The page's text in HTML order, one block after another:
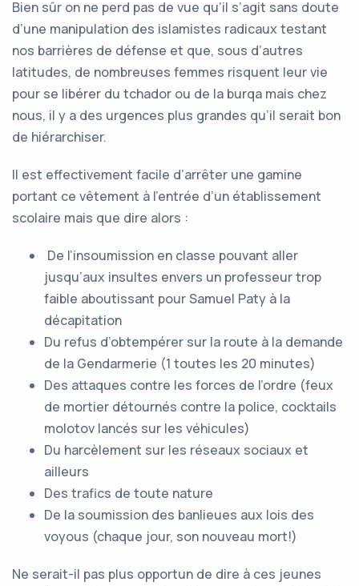
Bien sûr on ne perd pas de vue qu’il s’agit sans doute
d’une manipulation des islamistes radicaux testant
nos barrières de défense et que, sous d’autres
latitudes, de nombreuses femmes risquent leur vie
pour se libérer du tchador ou de la burqa mais chez
nous, il y a des urgences plus grandes qu’il serait bon
de hiérarchiser.
Il est effectivement facile d’arrêter une gamine
portant ce vêtement à l’entrée d’un établissement
scolaire mais que dire alors :
De l’insoumission en classe pouvant aller
jusqu’aux insultes envers un professeur trop
faible aboutissant pour Samuel Paty à la
décapitation
Du refus d’obtempérer sur la route à la demande
de la Gendarmerie (1 toutes les 20 minutes)
Des attaques contre les forces de l’ordre (feux
de mortier détournés contre la police, cocktails
molotov lancés sur les véhicules)
Du harcèlement sur les réseaux sociaux et
ailleurs
Des trafics de toute nature
De la soumission des banlieues aux lois des
voyous (chaque jour, son nouveau mort!)
Ne serait-il pas plus opportun de dire à ces jeunes